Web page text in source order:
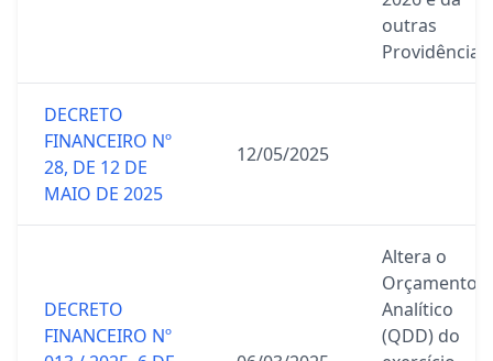
outras
Providências.
DECRETO
FINANCEIRO Nº
28, DE 12 DE
MAIO DE 2025
12/05/2025
DECRETO
FINANCEIRO Nº
Altera o
Orçamento
Analítico
(QDD) do